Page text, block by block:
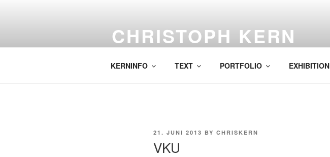
CHRISTOPH KERN
KERNINFO TEXT PORTFOLIO EXHIBITION
POSTED
21. JUNI 2013 BY CHRISKERN
VKU